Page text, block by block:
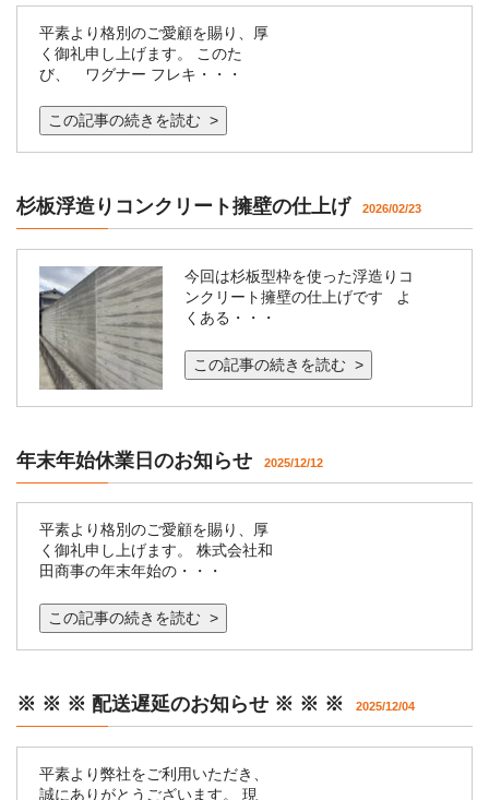
平素より格別のご愛顧を賜り、厚
く御礼申し上げます。 このた
び、 ワグナー フレキ・・・
この記事の続きを読む >
杉板浮造りコンクリート擁壁の仕上げ 2026/02/23
今回は杉板型枠を使った浮造りコ
ンクリート擁壁の仕上げです よ
くある・・・
この記事の続きを読む >
年末年始休業日のお知らせ 2025/12/12
平素より格別のご愛顧を賜り、厚
く御礼申し上げます。 株式会社和
田商事の年末年始の・・・
この記事の続きを読む >
※ ※ ※ 配送遅延のお知らせ ※ ※ ※ 2025/12/04
平素より弊社をご利用いただき、
誠にありがとうございます。 現